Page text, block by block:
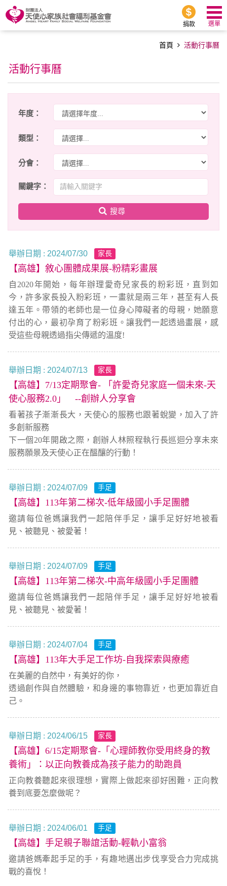
選單
捐款
首頁 活動行事曆
活動行事曆
年度：
類型：
分會：
關鍵字：
搜尋
舉辦日期 : 2024/07/30 家長
【高雄】敘心團體成果展-粉精彩畫展
自2020年開始，每年辦理愛奇兒家長的粉彩班，直到如
今，許多家長投入粉彩班，一畫就是兩三年，甚至有人長
達五年。帶領的老師也是一位身心障礙者的母親，她願意
付出的心，最初孕育了粉彩班。讓我們一起透過畫展，感
受這些母親透過指尖傳遞的溫度!
舉辦日期 : 2024/07/13 家長
【高雄】7/13定期聚會- 「許愛奇兒家庭一個未來-天
使心服務2.0」 --創辦人分享會
看著孩子漸漸長大，天使心的服務也跟著蛻變，加入了許
多創新服務
下一個20年開啟之際，創辦人林照程執行長巡迴分享未來
服務願景及天使心正在醞釀的行動！
舉辦日期 : 2024/07/09 手足
【高雄】113年第二梯次-低年級國小手足團體
邀請每位爸媽讓我們一起陪伴手足，讓手足好好地被看
見、被聽見、被愛著！
舉辦日期 : 2024/07/09 手足
【高雄】113年第二梯次-中高年級國小手足團體
邀請每位爸媽讓我們一起陪伴手足，讓手足好好地被看
見、被聽見、被愛著！
舉辦日期 : 2024/07/04 手足
【高雄】113年大手足工作坊-自我探索與療癒
在美麗的自然中，有美好的你，
透過創作與自然體驗，和身邊的事物靠近，也更加靠近自
己。
舉辦日期 : 2024/06/15 家長
【高雄】6/15定期聚會-「心理師教你受用終身的教
養術」：以正向教養成為孩子能力的助跑員
正向教養聽起來很理想，實際上做起來卻好困難，正向教
養到底要怎麼做呢？
舉辦日期 : 2024/06/01 手足
【高雄】手足親子聯誼活動-輕軌小富翁
邀請爸媽牽起手足的手，有趣地邁出步伐享受合力完成挑
戰的喜悅！